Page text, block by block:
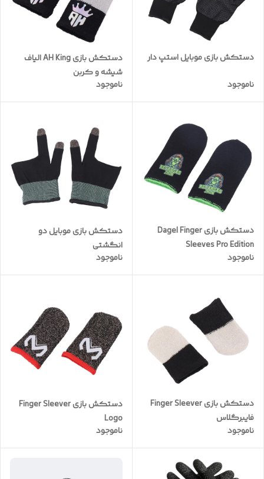
دستکش بازی موبایل استپ دار
ناموجود
دستکش بازی AH King الیاف
شیشه و کربن
ناموجود
دستکش بازی Dagel Finger
Sleeves Pro Edition
ناموجود
دستکش بازی موبایل دو
انگشتی
ناموجود
دستکش بازی Finger Sleever
فایبرگلاس
ناموجود
دستکش بازی Finger Sleever
Logo
ناموجود